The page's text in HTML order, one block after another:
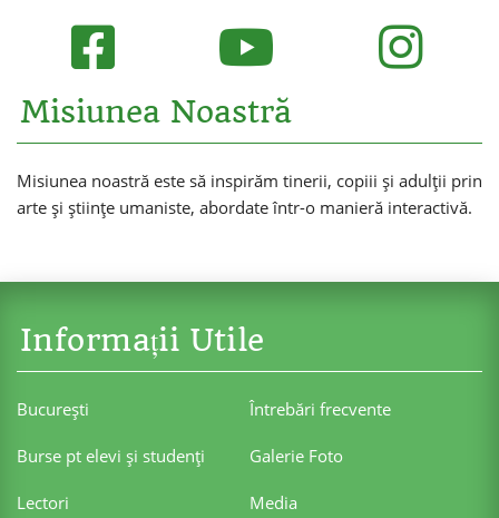
Misiunea Noastră
Misiunea noastră este să inspirăm tinerii, copiii și adulții prin
arte și științe umaniste, abordate într-o manieră interactivă.
Informații Utile
Bucureşti Întrebări frecvente
Burse pt elevi şi studenţi Galerie Foto
Lectori Media